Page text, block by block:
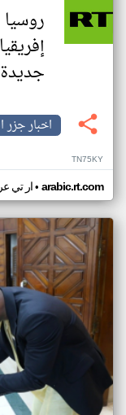
جديدة
اخبار جزر
TN75KY
ار تي• arabic.rt.com